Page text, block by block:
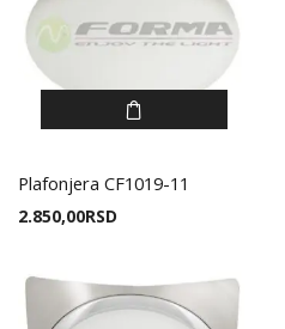
Plafonjera CF1019-11
2.850,00RSD